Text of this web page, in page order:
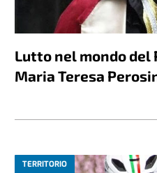
Lutto nel mondo del
Maria Teresa
TERRITORIO